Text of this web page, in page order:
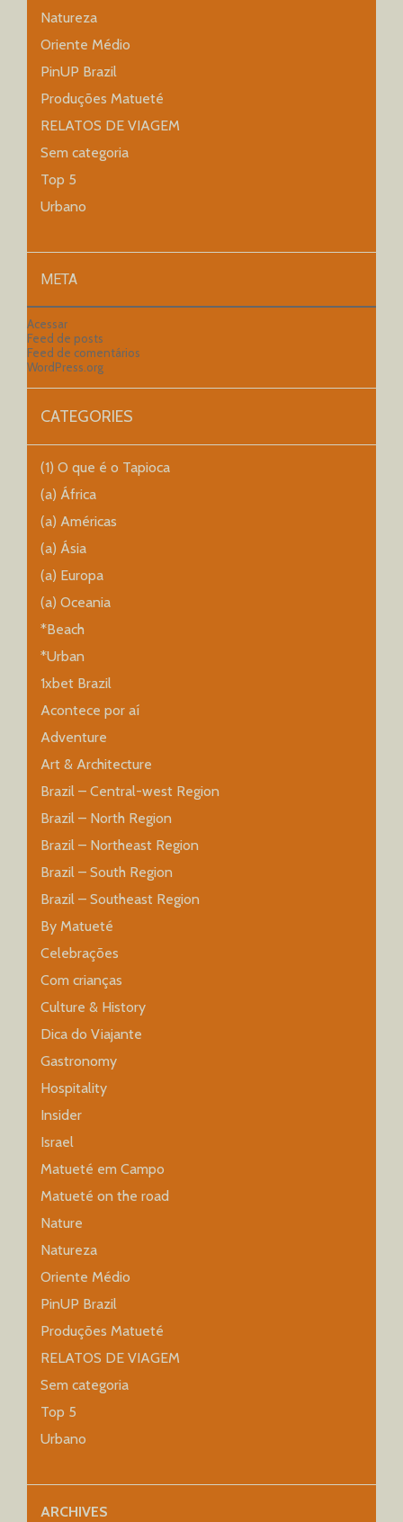
Natureza
Oriente Médio
PinUP Brazil
Produções Matueté
RELATOS DE VIAGEM
Sem categoria
Top 5
Urbano
META
Acessar
Feed de posts
Feed de comentários
WordPress.org
CATEGORIES
(1) O que é o Tapioca
(a) África
(a) Américas
(a) Ásia
(a) Europa
(a) Oceania
*Beach
*Urban
1xbet Brazil
Acontece por aí
Adventure
Art & Architecture
Brazil – Central-west Region
Brazil – North Region
Brazil – Northeast Region
Brazil – South Region
Brazil – Southeast Region
By Matueté
Celebrações
Com crianças
Culture & History
Dica do Viajante
Gastronomy
Hospitality
Insider
Israel
Matueté em Campo
Matueté on the road
Nature
Natureza
Oriente Médio
PinUP Brazil
Produções Matueté
RELATOS DE VIAGEM
Sem categoria
Top 5
Urbano
ARCHIVES